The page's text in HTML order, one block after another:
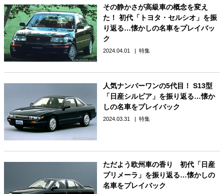
その静かさが高級車の概念を変え
た！ 初代「トヨタ・セルシオ」を振
り返る…懐かしの名車をプレイバッ
ク
2024.04.01 特集
人気ナンバーワンの5代目！ S13型
「日産シルビア」を振り返る…懐か
しの名車をプレイバック
2024.03.31 特集
ただよう欧州車の香り 初代「日産
プリメーラ」を振り返る…懐かしの
名車をプレイバック